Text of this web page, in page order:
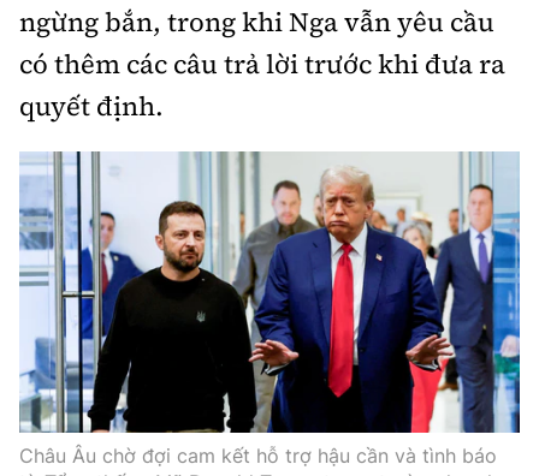
ngừng bắn, trong khi Nga vẫn yêu cầu
có thêm các câu trả lời trước khi đưa ra
quyết định.
Châu Âu chờ đợi cam kết hỗ trợ hậu cần và tình báo